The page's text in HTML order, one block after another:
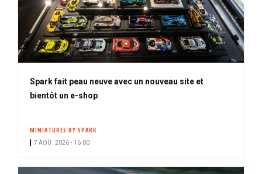
Spark fait peau neuve avec un nouveau site et
bientôt un e-shop
MINIATURES BY SPARK
7 AOÛ. 2026 • 16:00